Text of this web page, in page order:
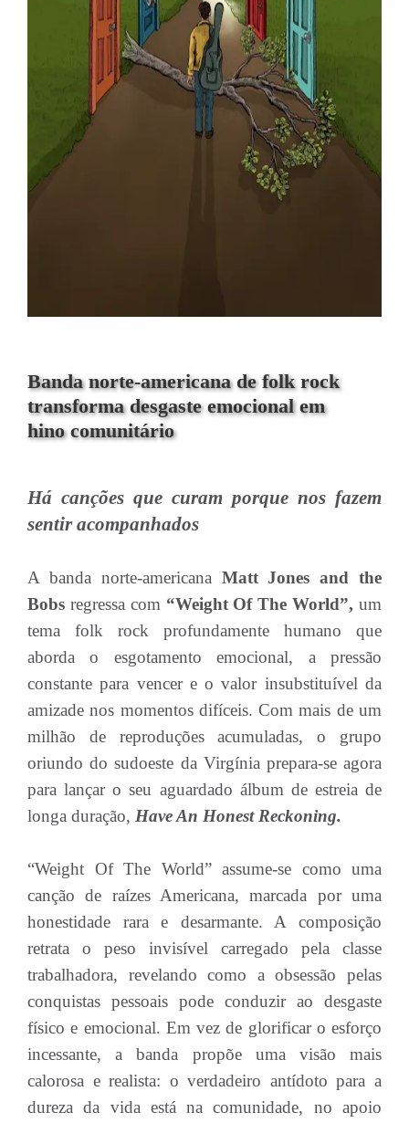
Banda norte-americana de folk rock
transforma desgaste emocional em
hino comunitário
Há canções que curam porque nos fazem
sentir acompanhados
A banda norte-americana Matt Jones and the
Bobs regressa com “Weight Of The World”, um
tema folk rock profundamente humano que
aborda o esgotamento emocional, a pressão
constante para vencer e o valor insubstituível da
amizade nos momentos difíceis. Com mais de um
milhão de reproduções acumuladas, o grupo
oriundo do sudoeste da Virgínia prepara-se agora
para lançar o seu aguardado álbum de estreia de
longa duração, Have An Honest Reckoning.
“Weight Of The World” assume-se como uma
canção de raízes Americana, marcada por uma
honestidade rara e desarmante. A composição
retrata o peso invisível carregado pela classe
trabalhadora, revelando como a obsessão pelas
conquistas pessoais pode conduzir ao desgaste
físico e emocional. Em vez de glorificar o esforço
incessante, a banda propõe uma visão mais
calorosa e realista: o verdadeiro antídoto para a
dureza da vida está na comunidade, no apoio